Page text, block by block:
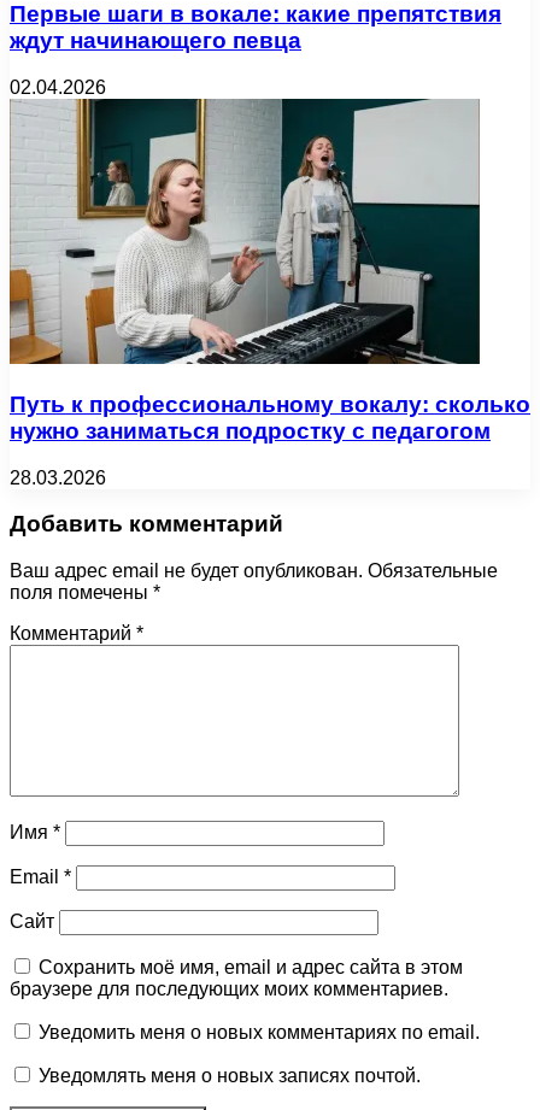
Первые шаги в вокале: какие препятствия
ждут начинающего певца
02.04.2026
Путь к профессиональному вокалу: сколько
нужно заниматься подростку с педагогом
28.03.2026
Добавить комментарий
Ваш адрес email не будет опубликован. Обязательные
поля помечены *
Комментарий *
Имя *
Email *
Сайт
Сохранить моё имя, email и адрес сайта в этом
браузере для последующих моих комментариев.
Уведомить меня о новых комментариях по email.
Уведомлять меня о новых записях почтой.